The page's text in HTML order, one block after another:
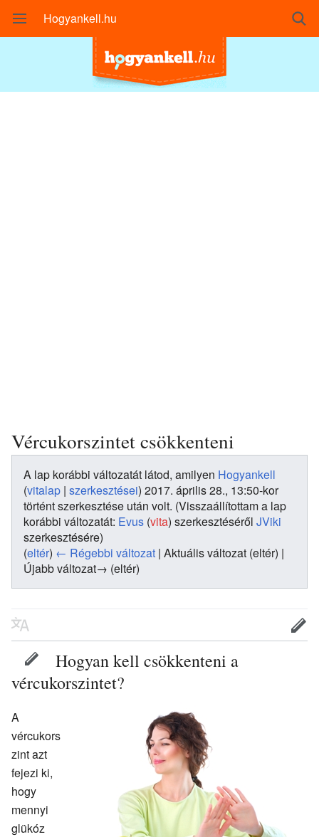
Hogyankell.hu
Vércukorszintet csökkenteni
A lap korábbi változatát látod, amilyen Hogyankell
(vitalap | szerkesztései) 2017. április 28., 13:50-kor
történt szerkesztése után volt. (Visszaállítottam a lap
korábbi változatát: Evus (vita) szerkesztéséről JViki
szerkesztésére)
(eltér) ← Régebbi változat | Aktuális változat (eltér) |
Újabb változat→ (eltér)
Hogyan kell csökkenteni a
vércukorszintet?
A
vércukors
zint azt
fejezi ki,
hogy
mennyi
glükóz